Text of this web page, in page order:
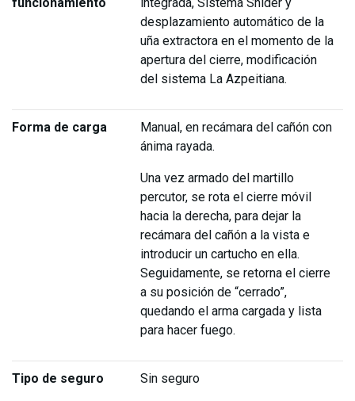
desplazamiento automático de la
uña extractora en el momento de la
apertura del cierre, modificación
del sistema La Azpeitiana.
Forma de carga
Manual, en recámara del cañón con
ánima rayada.
Una vez armado del martillo
percutor, se rota el cierre móvil
hacia la derecha, para dejar la
recámara del cañón a la vista e
introducir un cartucho en ella.
Seguidamente, se retorna el cierre
a su posición de “cerrado”,
quedando el arma cargada y lista
para hacer fuego.
Tipo de seguro Sin seguro